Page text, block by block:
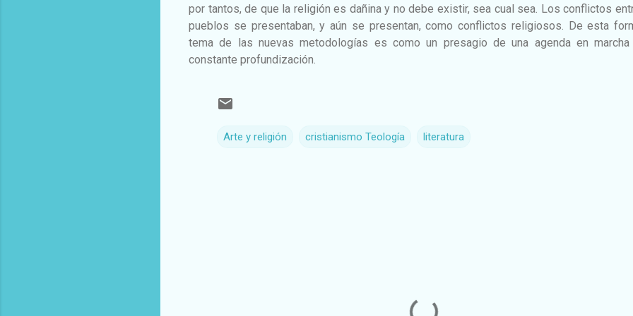
por tantos, de que la religión es dañina y no debe existir, sea cual sea. Los conflictos
pueblos se presentaban, y aún se presentan, como conflictos religiosos. De esta
tema de las nuevas metodologías es como un presagio de una agenda en
constante profundización.
Arte y religión cristianismo Teología literatura